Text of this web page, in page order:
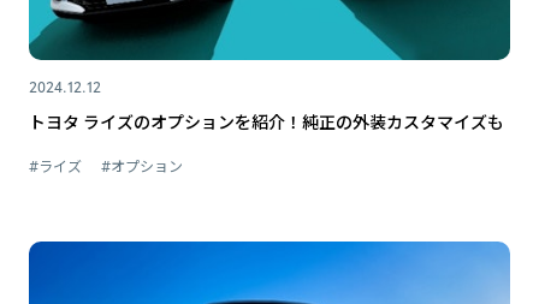
2024.12.12
トヨタ ライズのオプションを紹介！純正の外装カスタマイズも
#ライズ #オプション